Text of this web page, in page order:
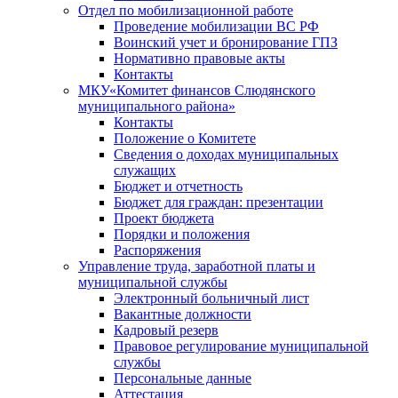
Отдел по мобилизационной работе
Проведение мобилизации ВС РФ
Воинский учет и бронирование ГПЗ
Нормативно правовые акты
Контакты
МКУ«Комитет финансов Слюдянского
муниципального района»
Контакты
Положение о Комитете
Сведения о доходах муниципальных
служащих
Бюджет и отчетность
Бюджет для граждан: презентации
Проект бюджета
Порядки и положения
Распоряжения
Управление труда, заработной платы и
муниципальной службы
Электронный больничный лист
Вакантные должности
Кадровый резерв
Правовое регулирование муниципальной
службы
Персональные данные
Аттестация